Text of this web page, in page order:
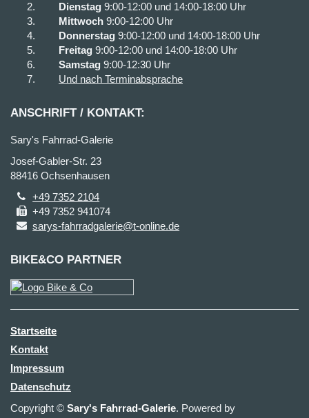
Dienstag 9:00-12:00 und 14:00-18:00 Uhr
Mittwoch 9:00-12:00 Uhr
Donnerstag 9:00-12:00 und 14:00-18:00 Uhr
Freitag 9:00-12:00 und 14:00-18:00 Uhr
Samstag 9:00-12:30 Uhr
Und nach Terminabsprache
ANSCHRIFT / KONTAKT:
Sary's Fahrrad-Galerie
Josef-Gabler-Str. 23
88416 Ochsenhausen
+49 7352 2104
+49 7352 941074
sarys-fahrradgalerie@t-online.de
BIKE&CO PARTNER
Startseite
Kontakt
Impressum
Datenschutz
Copyright © Sary's Fahrrad-Galerie. Powered by